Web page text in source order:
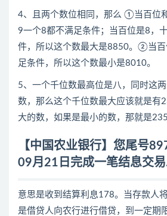
4、且两个数位相同，那么 ①当百位
9一个8都不满足条件；当百位是8，
件，所以这个数最大是8850。②当
足条件，所以这个数最小是8010。
5、一个千位数最高位是八，同时这
数，那么这个千位数最大应该就是有
大的数，如果是最小的数，那就是235
【中国农业银行】您尾号
09月21日完成一笔结息交
意思是收到结算利息178。当存款人
是借贷人向农行进行借贷，到一定期